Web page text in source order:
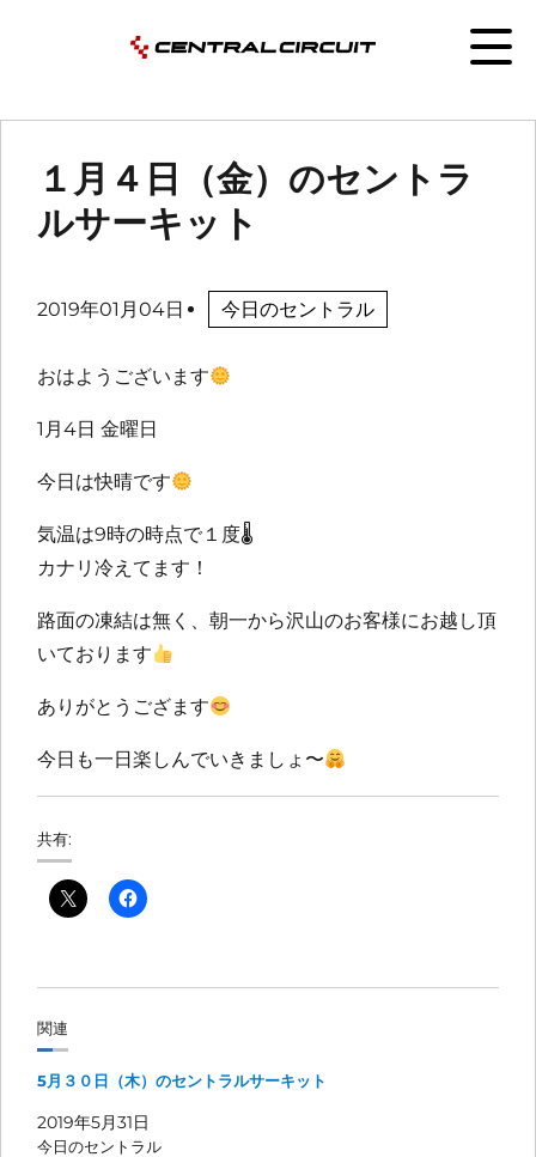
１月４日（金）のセントラ
ルサーキット
2019年01月04日 今日のセントラル
おはようございます
1月4日 金曜日
今日は快晴です
気温は9時の時点で１度🌡
カナリ冷えてます！
路面の凍結は無く、朝一から沢山のお客様にお越し頂
いております
ありがとうござます
今日も一日楽しんでいきましょ〜
共有:
関連
5月３０日（木）のセントラルサーキット
2019年5月31日
今日のセントラル